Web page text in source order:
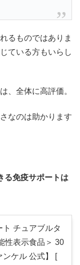
るものではありま
ている方もいらし
、全体に高評価。
なのは助かります
る免疫サポートは
ト チュアブルタ
性表示食品＞ 30
ンケル 公式】 [